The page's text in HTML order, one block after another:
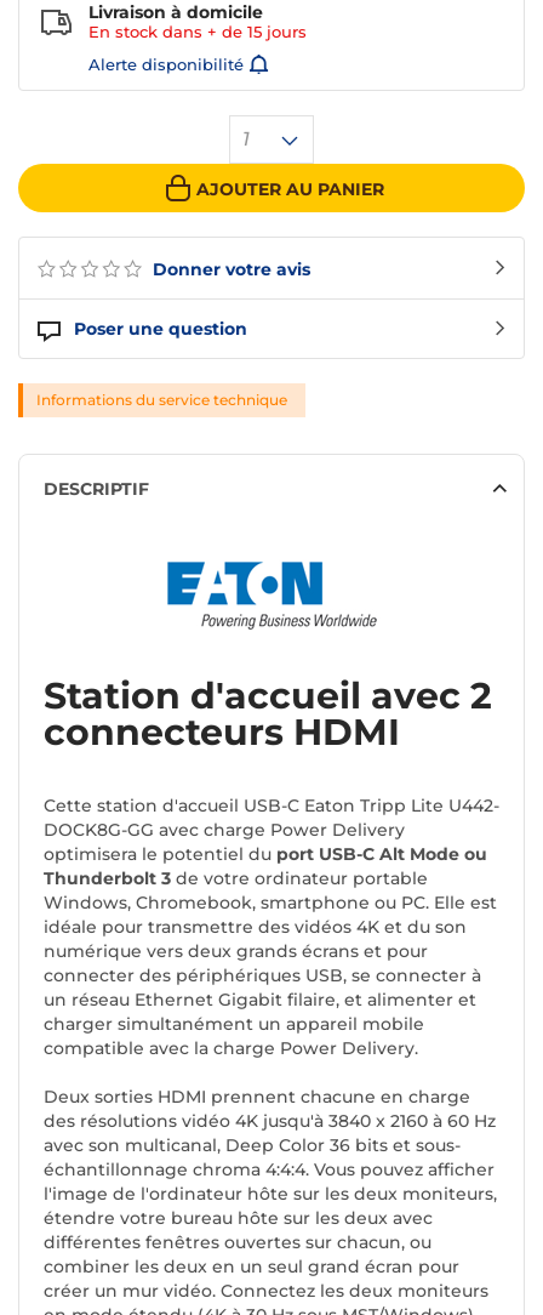
Donner votre avis
Poser une question
1
AJOUTER AU PANIER
Livraison à domicile
En stock dans + de 15 jours
Alerte disponibilité
Informations du service technique
DESCRIPTIF
Station d'accueil avec 2
connecteurs HDMI
Cette station d'accueil USB-C Eaton Tripp Lite U442-
DOCK8G-GG avec charge Power Delivery
optimisera le potentiel du port USB-C Alt Mode ou
Thunderbolt 3 de votre ordinateur portable
Windows, Chromebook, smartphone ou PC. Elle est
idéale pour transmettre des vidéos 4K et du son
numérique vers deux grands écrans et pour
connecter des périphériques USB, se connecter à
un réseau Ethernet Gigabit filaire, et alimenter et
charger simultanément un appareil mobile
compatible avec la charge Power Delivery.
Deux sorties HDMI prennent chacune en charge
des résolutions vidéo 4K jusqu'à 3840 x 2160 à 60 Hz
avec son multicanal, Deep Color 36 bits et sous-
échantillonnage chroma 4:4:4. Vous pouvez afficher
l'image de l'ordinateur hôte sur les deux moniteurs,
étendre votre bureau hôte sur les deux avec
différentes fenêtres ouvertes sur chacun, ou
combiner les deux en un seul grand écran pour
créer un mur vidéo. Connectez les deux moniteurs